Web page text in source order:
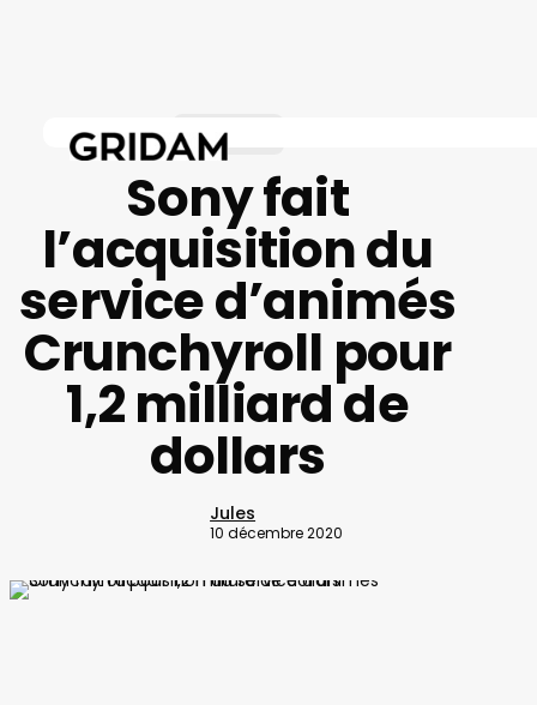
content
Business
Sony fait
l’acquisition du
service d’animés
Crunchyroll pour
1,2 milliard de
dollars
Jules
10 décembre 2020